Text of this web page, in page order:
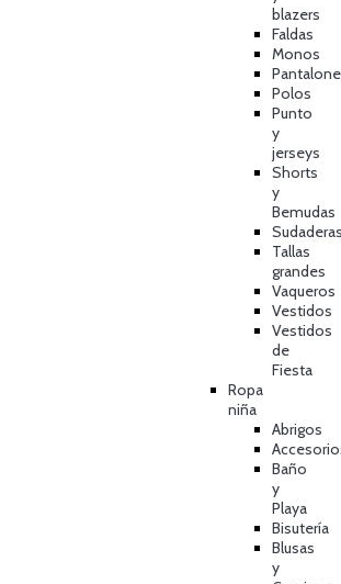
blazers
Faldas
Monos
Polos
Punto
y
jerseys
Shorts
y
Bemudas
Sudaderas
Tallas
grandes
Vaqueros
Vestidos
Vestidos
de
Fiesta
Ropa
niña
Abrigos
Baño
y
Playa
Bisutería
Blusas
y